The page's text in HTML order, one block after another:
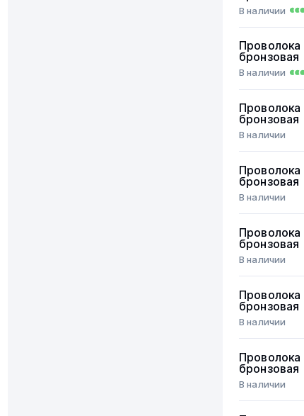
В наличии
Проволока
бронзовая
В наличии
Проволока
бронзовая
В наличии
Проволока
бронзовая
В наличии
Проволока
бронзовая
В наличии
Проволока
бронзовая
В наличии
Проволока
бронзовая
В наличии